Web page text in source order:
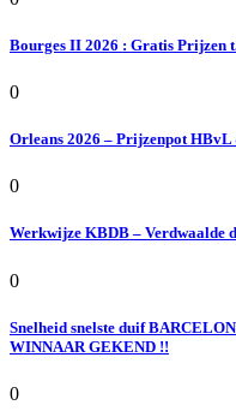
Bourges II 2026 : Gratis Prijzen
0
Orleans 2026 – Prijzenpot
0
Werkwijze KBDB – Verdwaalde
0
Snelheid snelste duif
WINNAAR GEKEND !!
0